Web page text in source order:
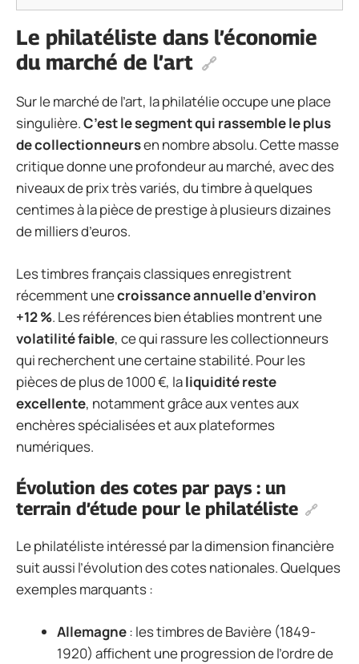
Le philatéliste dans l’économie
du marché de l’art
Sur le marché de l’art, la philatélie occupe une place
singulière.C’est le segment qui rassemble le plus
de collectionneursen nombre absolu. Cette masse
critique donne une profondeur au marché, avec des
niveaux de prix très variés, du timbre à quelques
centimes à la pièce de prestige à plusieurs dizaines
de milliers d’euros.
Les timbres français classiques enregistrent
récemment unecroissance annuelle d’environ
+12 %. Les références bien établies montrent une
volatilité faible, ce qui rassure les collectionneurs
qui recherchent une certaine stabilité. Pour les
pièces de plus de 1000 €, laliquidité reste
excellente, notamment grâce aux ventes aux
enchères spécialisées et aux plateformes
numériques.
Évolution des cotes par pays : un
terrain d’étude pour le philatéliste
Le philatéliste intéressé par la dimension financière
suit aussi l’évolution des cotes nationales. Quelques
exemples marquants :
Allemagne: les timbres de Bavière (1849-
1920) affichent une progression de l’ordre de